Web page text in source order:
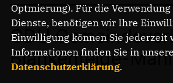
CDU
Blankenfelde-
Optmierung). Für die
Dienste, benötigen wir Ihre
Einwilligung können Sie jederzeit
Informationen finden Sie in
Datenschutzerklärung.